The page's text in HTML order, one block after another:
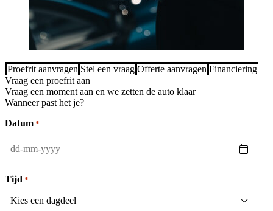
Proefrit aanvragen Stel een vraag Offerte aanvragen Financiering
Vraag een proefrit aan
Vraag een moment aan en we zetten de auto klaar
Wanneer past het je?
Datum *
DD
dash
MM
dash
JJJJ
Tijd *